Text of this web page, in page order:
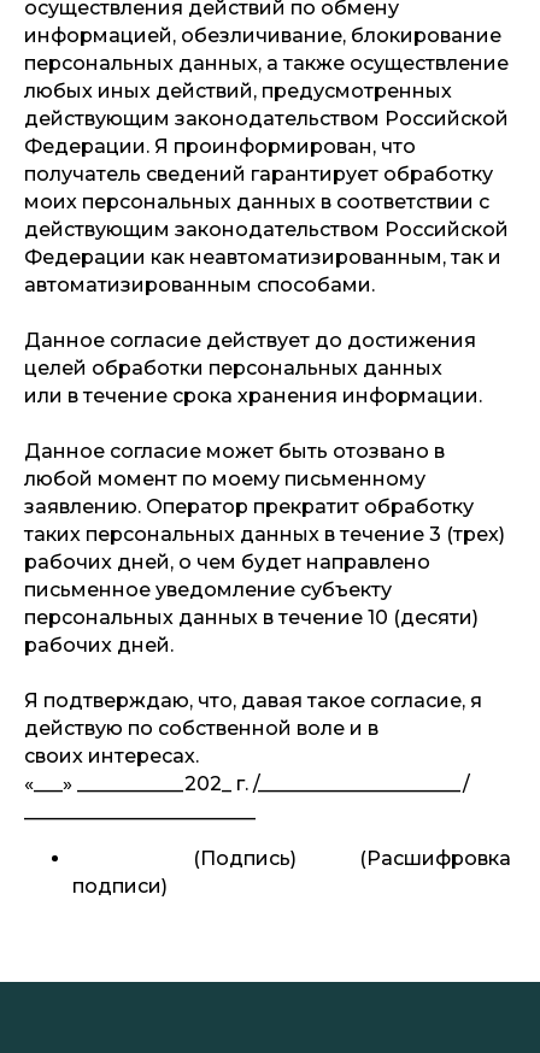
осуществления действий по обмену
информацией, обезличивание, блокирование
персональных данных, а также осуществление
любых иных действий, предусмотренных
действующим законодательством Российской
Федерации. Я проинформирован, что
получатель сведений гарантирует обработку
моих персональных данных в соответствии с
действующим законодательством Российской
Федерации как неавтоматизированным, так и
автоматизированным способами.
Данное согласие действует до достижения
целей обработки персональных данных
или в течение срока хранения информации.
Данное согласие может быть отозвано в
любой момент по моему письменному
заявлению. Оператор прекратит обработку
таких персональных данных в течение 3 (трех)
рабочих дней, о чем будет направлено
письменное уведомление субъекту
персональных данных в течение 10 (десяти)
рабочих дней.
Я подтверждаю, что, давая такое согласие, я
действую по собственной воле и в
своих интересах.
«___» ___________202_ г. /_____________________/
________________________
(Подпись) (Расшифровка
подписи)
Подписывайтесь на наши соцсети
событиях!
@marina_in_palace
КЛУБ КУЛЬТУРНЫХ
В САНКТ-ПЕТЕРБУРГЕ
ДЛЯ ВСЕХ